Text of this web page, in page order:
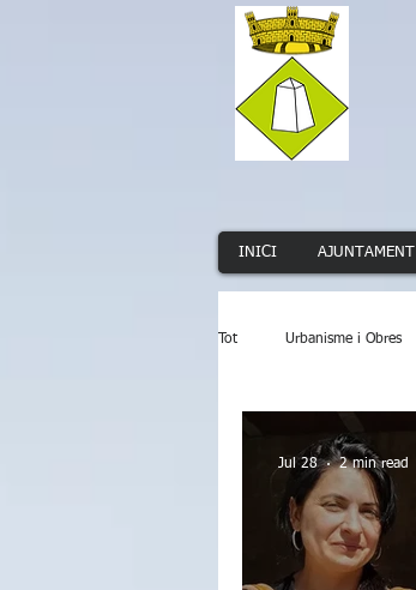
INICI AJUNTAMENT
Tot Urbanisme i Obres
Serveis Públics
Jul 28 2 min read